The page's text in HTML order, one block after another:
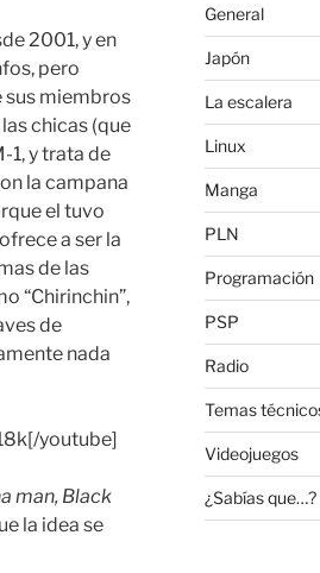
2001, y en
pero
sus miembros
chicas (que
1, y trata de
la campana
el tuvo
a ser la
de las
“Chirinchin”,
de
nada
youtube]
man, Black
la idea se
General
Japón
La escalera
Linux
Manga
PLN
Programación
PSP
Radio
Temas
Videojuegos
¿Sabías que…?